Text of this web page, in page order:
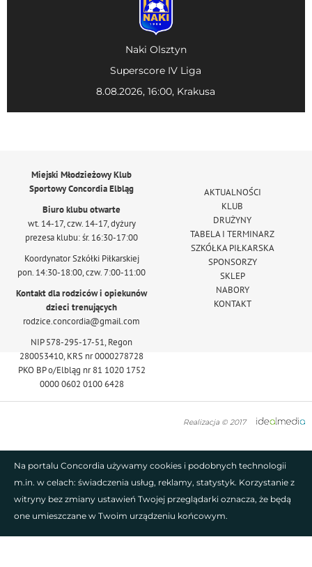
Naki Olsztyn
Superscore IV Liga
8.08.2026, 16:00, Krakusa
Miejski Młodzieżowy Klub
Sportowy Concordia Elbląg
Biuro klubu otwarte
wt. 14-17, czw. 14-17, dyżury
prezesa klubu: śr. 16:30-17:00
Koordynator Szkółki Piłkarskiej
pon. 14:30-18:00, czw. 7:00-11:00
Kontakt dla rodziców i opiekunów
dzieci trenujących
rodzice.concordia@gmail.com
NIP 578-295-17-51, Regon
280053410, KRS nr 0000278728
PKO BP o/Elbląg nr 81 1020 1752
0000 0602 0100 6428
AKTUALNOŚCI
KLUB
DRUŻYNY
TABELA I TERMINARZ
SZKÓŁKA PIŁKARSKA
SPONSORZY
SKLEP
NABORY
KONTAKT
Realizacja © 2017
Na portalu Concordia używamy cookies i podobnych technologii
m.in. w celach: świadczenia usług, reklamy, statystyk. Korzystanie z
witryny bez zmiany ustawień Twojej przeglądarki oznacza, że będą
one umieszczane w Twoim urządzeniu końcowym.